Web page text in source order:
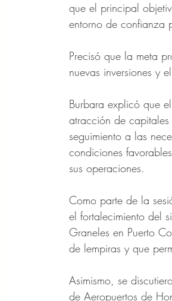
que el principal
entorno de confianza
Precisó que la meta
nuevas inversiones y
Burbara explicó que
atracción de
seguimiento a las
condiciones
sus operaciones.
Como parte de la
el fortalecimiento del
Graneles en Puerto
de lempiras y que
Asimismo, se
de Aeropuertos de